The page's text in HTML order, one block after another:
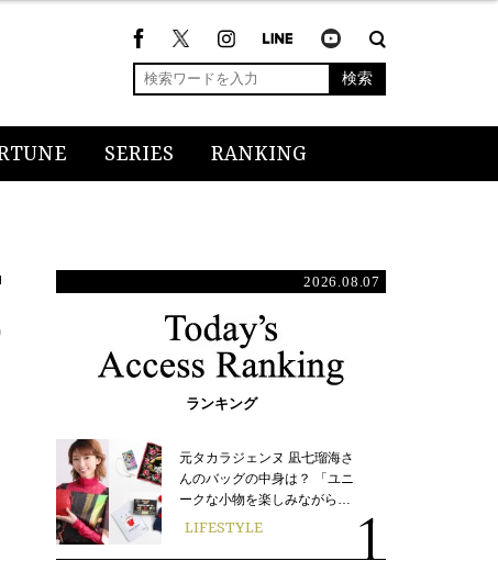
検索
SERIES RANKING
2026.08.07
ランキング
元タカラジェンヌ 凪七瑠海さ
んのバッグの中身は？ 「ユニ
ークな小物を楽しみながら…
LIFESTYLE